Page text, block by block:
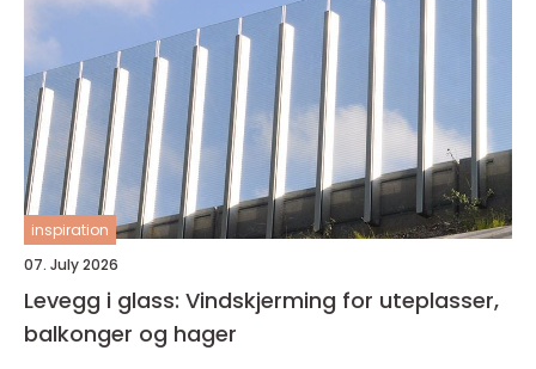
inspiration
07. July 2026
Levegg i glass: Vindskjerming for uteplasser,
balkonger og hager